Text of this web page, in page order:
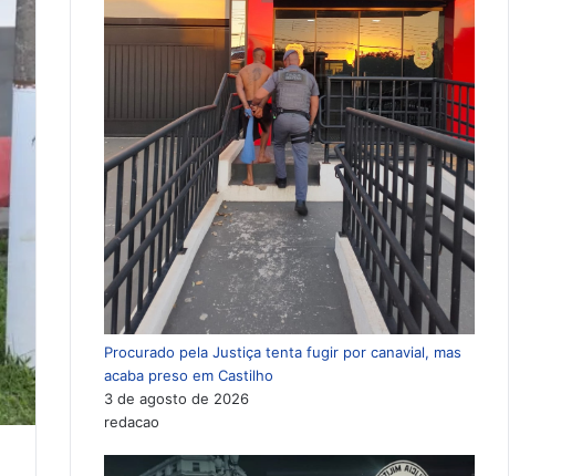
Procurado pela Justiça tenta fugir por canavial, mas
acaba preso em Castilho
3 de agosto de 2026
redacao